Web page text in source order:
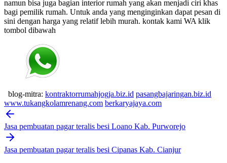
namun bisa juga bagian interior rumah yang akan menjadi ciri khas
bagi pemilik rumah. Untuk anda yang menginginkan dapat pesan di
sini dengan harga yang relatif lebih murah. kontak kami WA klik
tombol dibawah
blog-mitra: kontraktorrumahjogja.biz.id pasangbajaringan.biz.id
www.tukangkolamrenang.com berkaryajaya.com
Post
navigation
Jasa pembuatan pagar teralis besi Loano Kab. Purworejo
Jasa pembuatan pagar teralis besi Cipanas Kab. Cianjur